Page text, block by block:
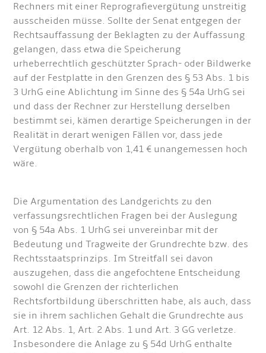
Rechners mit einer Reprografievergütung unstreitig
ausscheiden müsse. Sollte der Senat entgegen der
Rechtsauffassung der Beklagten zu der Auffassung
gelangen, dass etwa die Speicherung
urheberrechtlich geschützter Sprach- oder Bildwerke
auf der Festplatte in den Grenzen des § 53 Abs. 1 bis
3 UrhG eine Ablichtung im Sinne des § 54a UrhG sei
und dass der Rechner zur Herstellung derselben
bestimmt sei, kämen derartige Speicherungen in der
Realität in derart wenigen Fällen vor, dass jede
Vergütung oberhalb von 1,41 € unangemessen hoch
wäre.
Die Argumentation des Landgerichts zu den
verfassungsrechtlichen Fragen bei der Auslegung
von § 54a Abs. 1 UrhG sei unvereinbar mit der
Bedeutung und Tragweite der Grundrechte bzw. des
Rechtsstaatsprinzips. Im Streitfall sei davon
auszugehen, dass die angefochtene Entscheidung
sowohl die Grenzen der richterlichen
Rechtsfortbildung überschritten habe, als auch, dass
sie in ihrem sachlichen Gehalt die Grundrechte aus
Art. 12 Abs. 1, Art. 2 Abs. 1 und Art. 3 GG verletze.
Insbesondere die Anlage zu § 54d UrhG enthalte